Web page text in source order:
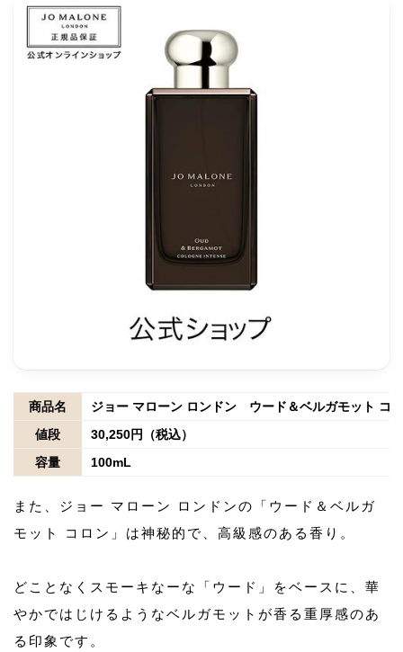
商品名
ジョー マローン ロンドン ウード＆ベルガモット コ
値段
30,250円（税込）
容量
100mL
また、ジョー マローン ロンドンの「ウード＆ベルガ
モット コロン」は神秘的で、高級感のある香り。
どことなくスモーキなーな「ウード」をベースに、華
やかではじけるようなベルガモットが香る重厚感のあ
る印象です。